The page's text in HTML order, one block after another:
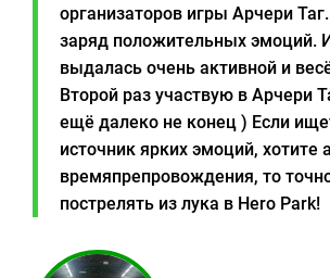
организаторов игры Арчери
заряд положительных эмоций.
выдалась очень активной и
Второй раз участвую в Арчери
ещё далеко не конец ) Если
источник ярких эмоций, хотите
времяпрепровождения, то
пострелять из лука в Hero Park!